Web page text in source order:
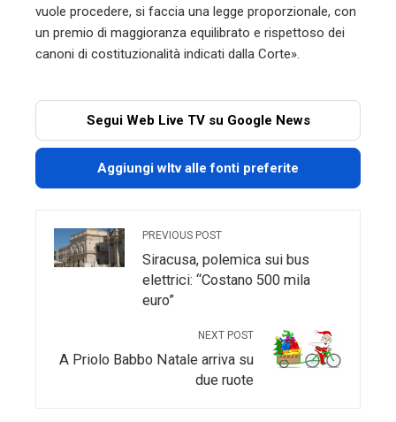
vuole procedere, si faccia una legge proporzionale, con
un premio di maggioranza equilibrato e rispettoso dei
canoni di costituzionalità indicati dalla Corte».
Segui Web Live TV su Google News
Aggiungi wltv alle fonti preferite
PREVIOUS POST
Siracusa, polemica sui bus
elettrici: “Costano 500 mila
euro”
NEXT POST
A Priolo Babbo Natale arriva su
due ruote